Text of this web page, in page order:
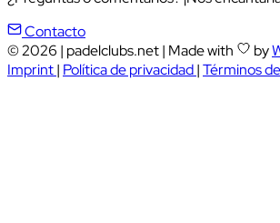
Contacto
© 2026 | padelclubs.net| Made with by
Imprint| Política de privacidad|Términos